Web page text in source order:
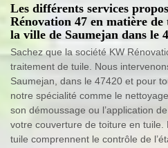
Les différents services
Rénovation 47 en matière
la ville de Saumejan dans le
Sachez que la société KW
traitement de tuile. Nous
Saumejan, dans le 47420 et pour
notre spécialité comme le
son démoussage ou l’application
votre couverture de toiture en tuile.
tuile comprennent le contrôle de